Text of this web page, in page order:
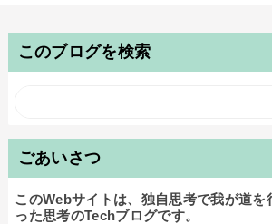
このブログを検索
ごあいさつ
このWebサイトは、独自思考で我が道を
った思考のTechブログです。